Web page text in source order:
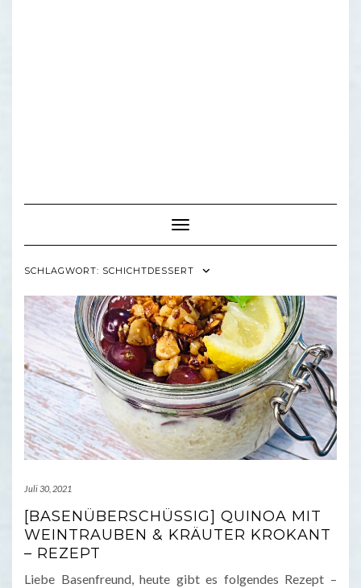
Toggle Navigation
SCHLAGWORT: SCHICHTDESSERT
Juli 30, 2021
[BASENÜBERSCHÜSSIG] QUINOA MIT
WEINTRAUBEN & KRÄUTER KROKANT
– REZEPT
Liebe Basenfreund, heute gibt es folgendes Rezept –